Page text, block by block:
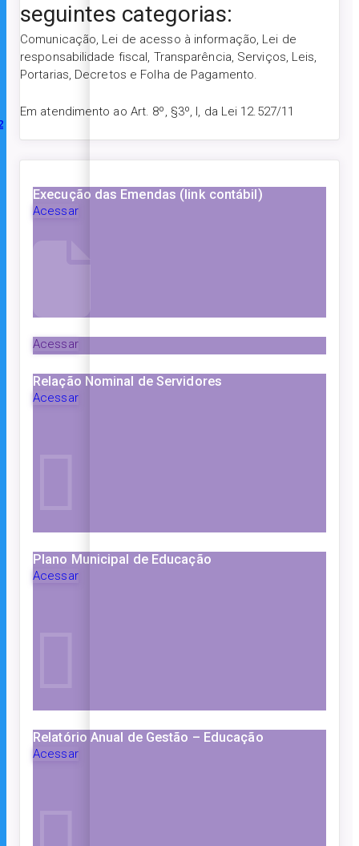
seguintes categorias:
Comunicação, Lei de acesso à informação, Lei de
responsabilidade fiscal, Transparência, Serviços, Leis,
Portarias, Decretos e Folha de Pagamento.
Em atendimento ao Art. 8º, §3º, I, da Lei 12.527/11
Execução das Emendas (link contábil)
Acessar
Acessar
Relação Nominal de Servidores
Acessar
Plano Municipal de Educação
Acessar
Relatório Anual de Gestão – Educação
Acessar